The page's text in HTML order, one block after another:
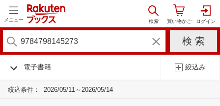
メニュー
電子書籍 絞込み
絞込条件： 2026/05/11～2026/05/14